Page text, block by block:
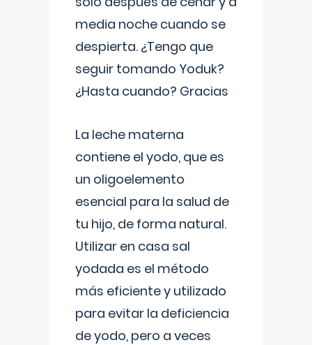
media noche cuando se
despierta. ¿Tengo que
seguir tomando Yoduk?
¿Hasta cuando? Gracias
La leche materna
contiene el yodo, que es
un oligoelemento
esencial para la salud de
tu hijo, de forma natural.
Utilizar en casa sal
yodada es el método
más eficiente y utilizado
para evitar la deficiencia
de yodo, pero a veces